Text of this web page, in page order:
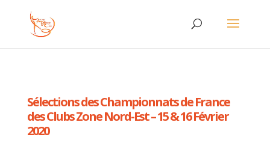
Sélections des Championnats de France
des Clubs Zone Nord-Est – 15 & 16 Février
2020